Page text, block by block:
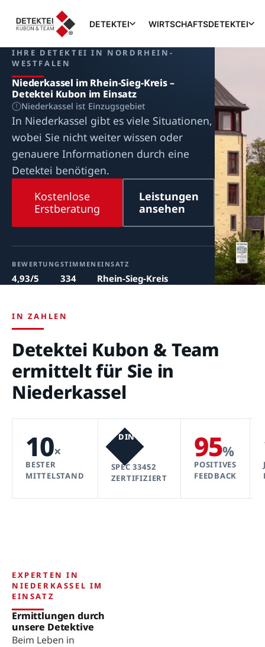
DETEKTEI WIRTSCHAFTSDETEKTEI
IHRE DETEKTEI IN NORDRHEIN-
WESTFALEN
Niederkassel im Rhein-Sieg-Kreis –
Detektei Kubon im Einsatz
Niederkassel ist Einzugsgebiet
In Niederkassel gibt es viele Situationen,
wobei Sie nicht weiter wissen oder
genauere Informationen durch eine
Detektei benötigen.
Kostenlose
Erstberatung
Leistungen
ansehen
BEWERTUNG
4,93/5
STIMMEN
334
EINSATZ
Rhein-Sieg-Kreis
IN ZAHLEN
Detektei Kubon & Team
ermittelt für Sie in
Niederkassel
10×
BESTER
MITTELSTAND
DIN
SPEC 33452
ZERTIFIZIERT
95%
POSITIVES
FEEDBACK
EXPERTEN IN
NIEDERKASSEL IM
EINSATZ
Ermittlungen durch
unsere Detektive
Beim Leben in